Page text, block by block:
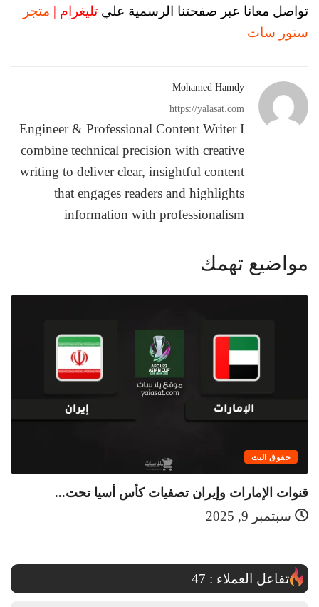
تواصل معانا عبر صفحتنا الرسمية علي تليغرام | متجر
ستور سات
Mohamed Hamdy
https://yalasat.com
Engineer & Professional Content Writer I
combine technical precision with creative
writing to deliver clear, insightful content
that engages readers and highlights
information with professionalism
مواضيع تهمك
حقوق البث
قنوات الإمارات وإيران تصفيات كأس أسيا تحت...
سبتمبر 9, 2025
تفاعل العملاء : 47